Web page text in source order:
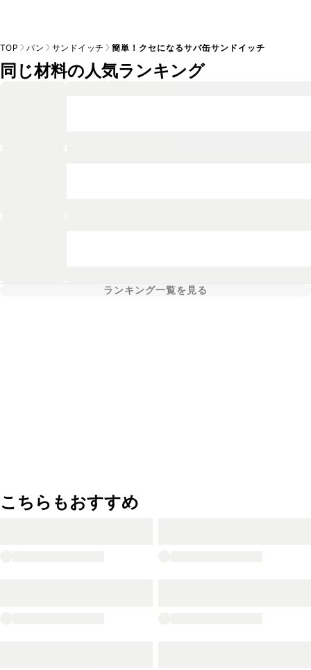
TOP パン サンドイッチ 簡単！クセになるサバ缶サンドイッチ
同じ材料の人気ランキング
ランキング一覧を見る
こちらもおすすめ